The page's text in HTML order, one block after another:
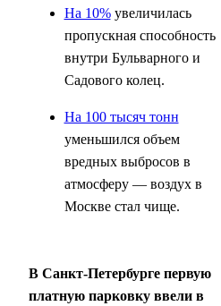
На 10%увеличилась
пропускная способность
внутри Бульварного и
Садового колец.
На 100 тысяч тонн
уменьшился объем
вредных выбросов в
атмосферу — воздух в
Москве стал чище.
В Санкт-Петербурге первую
платную парковку ввели в